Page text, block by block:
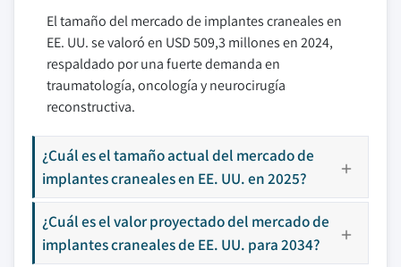
El tamaño del mercado de implantes craneales en
EE. UU. se valoró en USD 509,3 millones en 2024,
respaldado por una fuerte demanda en
traumatología, oncología y neurocirugía
reconstructiva.
¿Cuál es el tamaño actual del mercado de
implantes craneales en EE. UU. en 2025?
¿Cuál es el valor proyectado del mercado de
implantes craneales de EE. UU. para 2034?